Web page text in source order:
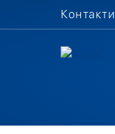
Контакти